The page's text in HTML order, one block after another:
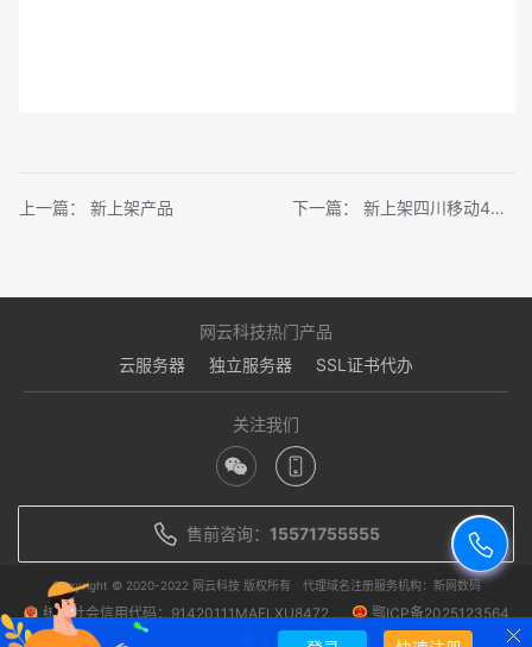
上一篇： 新上架产品 下一篇： 新上架四川移动4核50元起
网云科技热门产品
云服务器
独立服务器 SSL证书代办
关注我们
售前咨询： 15571755555
Copyright © 2020-2022 网云科技 版权所有 代理域名注册服务机构：新网数码
统一社会信用代码：91420111MAELXU8472
鄂ICP备2025123564